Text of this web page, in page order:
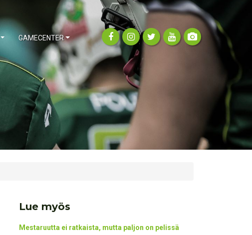
GAMECENTER
Lue myös
Mestaruutta ei ratkaista, mutta paljon on pelissä